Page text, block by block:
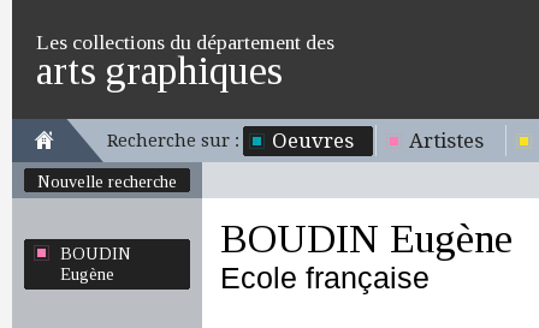
Les collections du département des
arts graphiques
Recherche sur : Oeuvres Artistes
Nouvelle recherche
BOUDIN
Eugène
BOUDIN Eugène
Ecole française